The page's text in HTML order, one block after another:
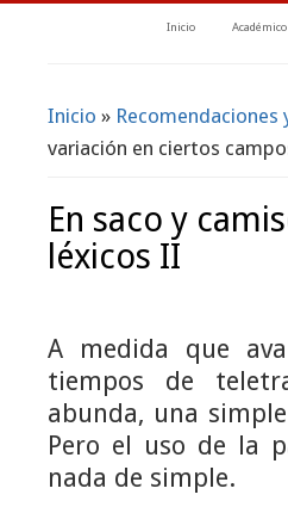
Inicio
Se encuentra usted
Inicio » Recomendaciones
variación en ciertos
En saco y
léxicos II
A medida que
tiempos de
abunda, una
Pero el uso de la
nada de simple.